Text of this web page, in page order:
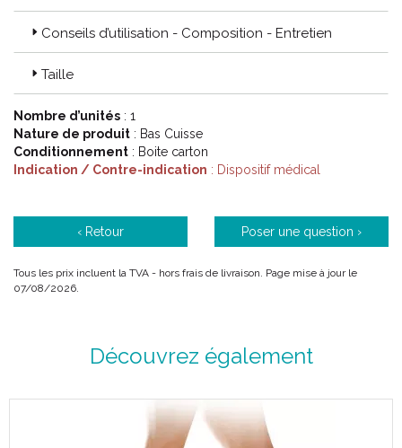
Code ACL : 1005012 / 1005018 / 1005013 / 1005019 / 1005014
/ 1005020 / 1005015 / 1005021 / 1005016 / 1005022 /
1005017 / 1005023
/ 3611610050193 / 3611610050148 / 3611610050209 /
3611610050155 / 3611610050216 / 3611610050162 /
3611610050223 / 3611610050179 / 3611610050230
Conseils d’utilisation - Composition - Entretien
Taille
Nombre d’unités : 1
Nature de produit : Bas Cuisse
Conditionnement : Boite carton
Indication / Contre-indication : Dispositif médical
‹ Retour Poser une question ›
Tous les prix incluent la TVA - hors frais de livraison. Page mise à jour le
07/08/2026.
Découvrez également